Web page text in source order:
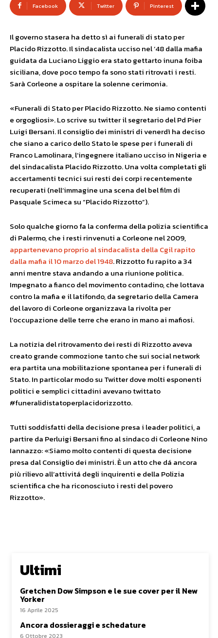
Facebook Twitter Pinterest
Il governo stasera ha detto sì ai funerali di stato per
Placido Rizzotto. Il sindacalista ucciso nel ’48 dalla mafia
guidata da Luciano Liggio era stato gettarto inuna foiba
siciliana, dove poco tempo fa sono stati ritrovati i resti.
Sarà Corleone a ospitare la solenne cerimonia.
«Funerali di Stato per Placido Rizzotto. Ne siamo contenti
e orgogliosi». Lo scrive su twitter il segretario del Pd Pier
Luigi Bersani. Il consiglio dei ministri di venerdì ha deciso
che siano a carico dello Stato le spese per i funerali di
Franco Lamolinara, l’ingegnere italiano ucciso in Nigeria e
del sindacalista Placido Rizzotto. Una volta completati gli
accertamenti tecnici sui resti dei corpi recentemente
recuperati (nell’immagine una scena del bel film di
Pasquale Scimeca su “Placido Rizzotto”).
Solo qualche giorno fa la conferma della polizia scientifica
di Palermo, che i resti rinvenuti a Corleone nel 2009,
appartenevano proprio al sindacalista della Cgil rapito
dalla mafia il 10 marzo del 1948. Rizzotto fu rapito a 34
anni mentre stava andando a una riunione politica.
Impegnato a fianco del movimento contadino, che lottava
contro la mafia e il latifondo, da segretario della Camera
del lavoro di Corleone organizzava la rivolta per
l’occupazione delle terre che erano in mano ai mafiosi.
La notizia del ritrovamento dei resti di Rizzotto aveva
creato grande commozione tanto che sui social network
era partita una mobilitazione spontanea per i funerali di
Stato. In particolar modo su Twitter dove molti esponenti
politici e semplici cittadini avevano twittato
#funeralidistatoperplacidorizzotto.
Tutti soddisfatti della decisione presa i leader politici, a
partire da Perluigi Bersani fino al sindaco di Corleone Nino
Iannazzo: «Siamo molto contenti di questa decisione
presa dal Consiglio dei ministri. È un atto che dá ancora
più rilievo all’attivitá degli inquirenti e della Polizia
scientifica che ha riconosciuto i resti del povero
Rizzotto».
Ultimi
Gretchen Dow Simpson e le sue cover per il New
Yorker
16 Aprile 2025
Ancora dossieraggi e schedature
6 Ottobre 2023